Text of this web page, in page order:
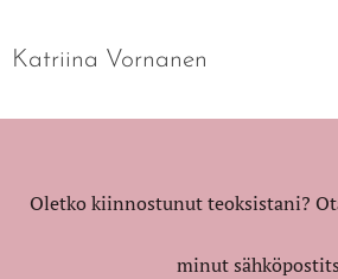
Katriina Vornanen
Oletko kiinnostunut teoksistani?
minut